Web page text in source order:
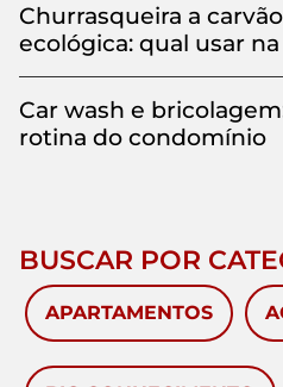
Churrasqueira a
ecológica: qual usar
Car wash e
rotina do condomínio
BUSCAR POR
APARTAMENTOS